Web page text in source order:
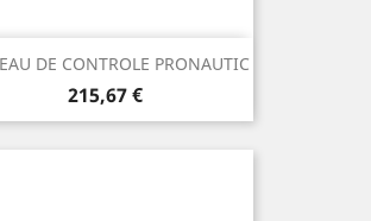
DE CONTROLE PRONAUTIC
Prix
215,67 €